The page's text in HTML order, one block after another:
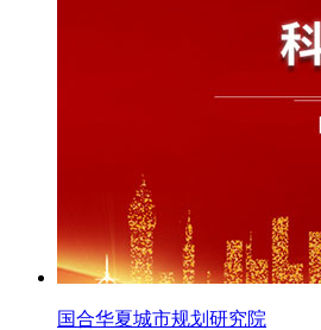
国合华夏城市规划研究院